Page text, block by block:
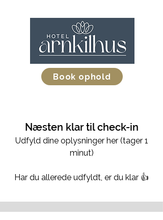
Book ophold
Næsten klar til check-in
Udfyld dine oplysninger her (tager 1
minut)
Har du allerede udfyldt, er du klar 👍